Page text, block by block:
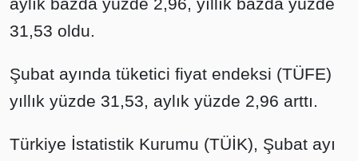
31,53 oldu.
Şubat ayında tüketici fiyat endeksi (TÜFE)
yıllık yüzde 31,53, aylık yüzde 2,96 arttı.
Türkiye İstatistik Kurumu (TÜİK), Şubat ayı